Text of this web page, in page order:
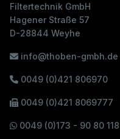
Filtertechnik GmbH
Hagener Straße 57
D-28844 Weyhe
info@thoben-gmbh.de
0049 (0)421 806970
0049 (0)421 8069777
0049 (0)173 - 90 80 118